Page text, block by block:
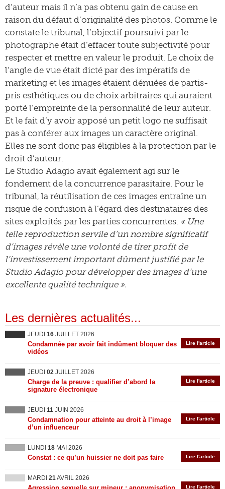
d’auteur mais il n’a pas obtenu gain de cause en
raison du défaut d’originalité des photos. Comme le
constate le tribunal, l’objectif poursuivi par le
photographe était d’effacer toute subjectivité pour
respecter et mettre en valeur le produit. Le choix de
l’angle de vue était dicté par des impératifs de
marketing et les images étaient dénuées de partis-
pris esthétiques ou de choix arbitraires qui auraient
porté l’empreinte de la personnalité de leur auteur.
Et le fait d’y avoir apposé un petit logo ne suffisait
pas à conférer aux images un caractère original.
Elles ne sont donc pas éligibles à la protection par le
droit d’auteur.
Le Studio Adagio avait également agi sur le
fondement de la concurrence parasitaire. Pour le
tribunal, la réutilisation de ces images entraîne un
risque de confusion à l’égard des destinataires des
sites exploités par les parties concurrentes. « Une
telle reproduction servile d’un nombre significatif
d’images révèle une volonté de tirer profit de
l’investissement important dûment justifié par le
Studio Adagio pour développer des images d’une
excellente qualité technique ».
Les dernières actualités...
JEUDI 16 JUILLET 2026
Lire l'article
Condamnée par avoir fait indûment bloquer des
vidéos
JEUDI 02 JUILLET 2026
Lire l'article
Charge de la preuve : qualifier d’abord la
signature électronique
JEUDI 11 JUIN 2026
Lire l'article
Condamnation pour atteinte au droit à l’image
d’un influenceur
LUNDI 18 MAI 2026
Lire l'article
Constat : ce qu’un huissier ne doit pas faire
MARDI 21AVRIL 2026
Lire l'article